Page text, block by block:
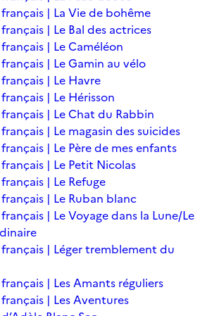
| La Vie de bohême
| Le Bal des actrices
| Le Caméléon
| Le Gamin au vélo
| Le Havre
| Le Hérisson
| Le Chat du Rabbin
| Le magasin des suicides
| Le Père de mes enfants
| Le Petit Nicolas
| Le Refuge
| Le Ruban blanc
| Le Voyage dans la Lune/Le
| Léger tremblement du
| Les Amants réguliers
| Les Aventures